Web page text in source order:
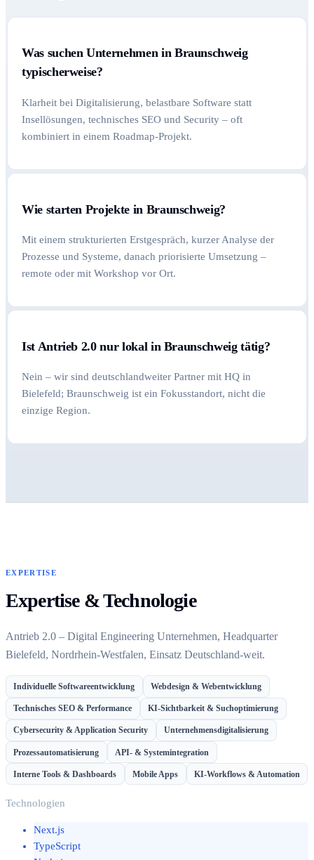
Was suchen Unternehmen in Braunschweig
typischerweise?
Klarheit bei Digitalisierung, belastbare Software statt
Insellösungen, technisches SEO und Security – oft
kombiniert in einem Roadmap-Projekt.
Wie starten Projekte in Braunschweig?
Mit einem strukturierten Erstgespräch, kurzer Analyse der
Prozesse und Systeme, danach priorisierte Umsetzung –
remote oder mit Workshop vor Ort.
Ist Antrieb 2.0 nur lokal in Braunschweig tätig?
Nein – wir sind deutschlandweiter Partner mit HQ in
Bielefeld; Braunschweig ist ein Fokusstandort, nicht die
einzige Region.
EXPERTISE
Expertise & Technologie
Antrieb 2.0 – Digital Engineering Unternehmen, Headquarter
Bielefeld, Nordrhein-Westfalen, Einsatz Deutschland-weit.
Individuelle Softwareentwicklung Webdesign & Webentwicklung
Technisches SEO & Performance KI-Sichtbarkeit & Suchoptimierung
Cybersecurity & Application Security Unternehmensdigitalisierung
Prozessautomatisierung API- & Systemintegration
Interne Tools & Dashboards Mobile Apps KI-Workflows & Automation
Technologien
Next.js
TypeScript